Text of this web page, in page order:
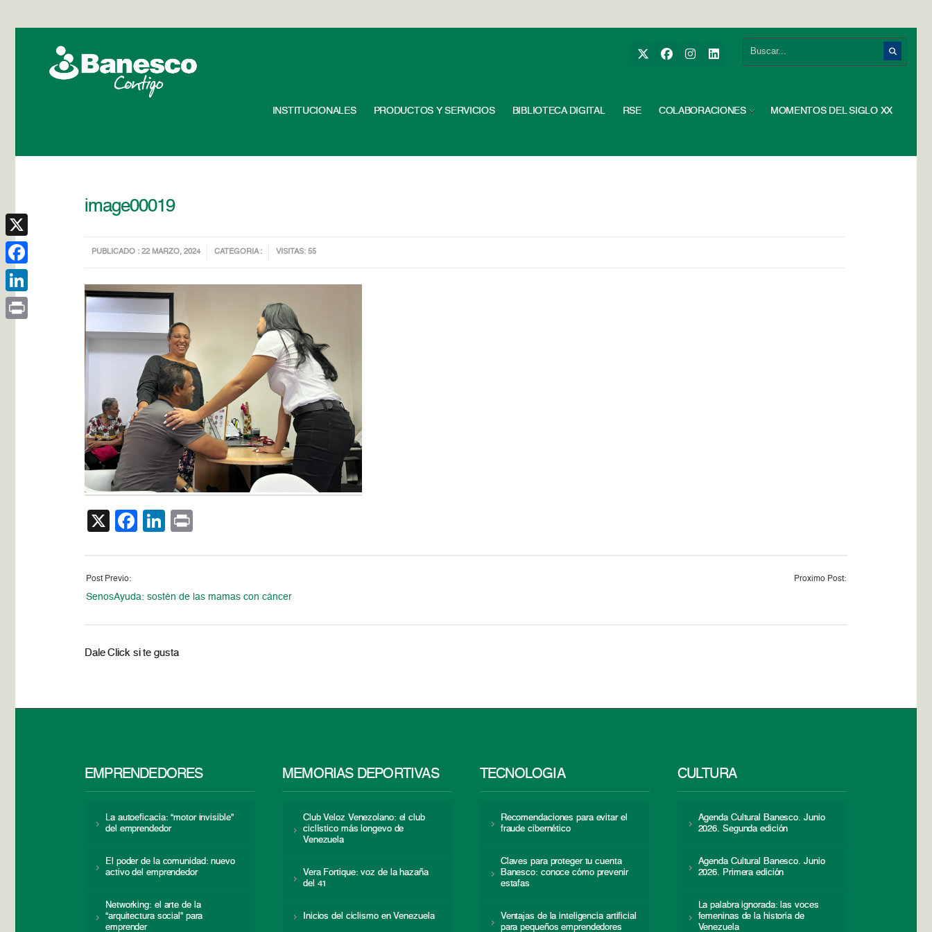
INSTITUCIONALES PRODUCTOS Y SERVICIOS BIBLIOTECA DIGITAL RSE COLABORACIONES MOMENTOS DEL SIGLO XX
image00019
PUBLICADO : 22 MARZO, 2024 CATEGORIA : VISITAS: 55
X Facebook
LinkedIn
Post Previo:
SenosAyuda: sostén de las mamas con cáncer
Proximo Post:
Dale Click si te gusta
EMPRENDEDORES
La autoeficacia: “motor invisible”
del emprendedor
El poder de la comunidad: nuevo
activo del emprendedor
Networking: el arte de la
“arquitectura social” para
emprender
MEMORIAS DEPORTIVAS
Club Veloz Venezolano: el club
ciclístico más longevo de
Venezuela
Vera Fortique: voz de la hazaña
del 41
Inicios del ciclismo en Venezuela
TECNOLOGÍA
Recomendaciones para evitar el
fraude cibernético
Claves para proteger tu cuenta
Banesco: conoce cómo prevenir
estafas
Ventajas de la inteligencia artificial
para pequeños emprendedores
CULTURA
Agenda Cultural Banesco. Junio
2026. Segunda edición
Agenda Cultural Banesco. Junio
2026. Primera edición
La palabra ignorada: las voces
femeninas de la historia de
Venezuela
X
Facebook
LinkedIn